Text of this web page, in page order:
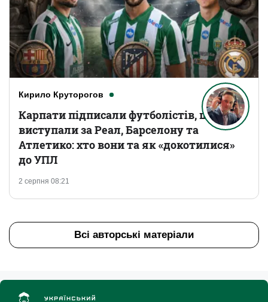
Кирило Круторогов
2 серпня 08:21
Карпати підписали футболістів, що
виступали за Реал, Барселону та
Атлетико: хто вони та як «докотилися»
до УПЛ
Всі авторські матеріали